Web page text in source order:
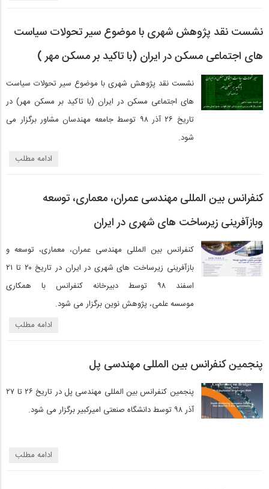
نشست نقد پژوهش شهری با موضوع سیر تحولات سیاست
های اجتماعی مسکن در ایران (با تاکید بر مسکن مهر )
نشست نقد پژوهش شهری با موضوع سیر تحولات سیاست
های اجتماعی مسکن در ایران (با تاکید بر مسکن مهر) در
تاریخ ۲۶ آذر ۹۸ توسط جامعه مهندسان مشاور برگزار می
شود.
ادامه مطلب
کنفرانس بين المللی مهندسی عمران، معماری، توسعه
وبازآفرينی زيرساخت های شهری در ايران
کنفرانس بين المللی مهندسی عمران، معماری، توسعه و
بازآفرينی زيرساخت های شهری در ايران در تاریخ ۲۰ تا ۲۱
اسفند ۹۸ توسط دبيرخانه کنفرانس با همکاری
موسسه علمی، پژوهش نوين برگزار می شود.
ادامه مطلب
پنجمین کنفرانس بین المللی مهندسی پل
پنجمین کنفرانس بین المللی مهندسی پل در تاریخ ۲۶ تا ۲۷
آذر ۹۸ توسط دانشگاه صنعتی امیرکبیر برگزار می شود.
ادامه مطلب